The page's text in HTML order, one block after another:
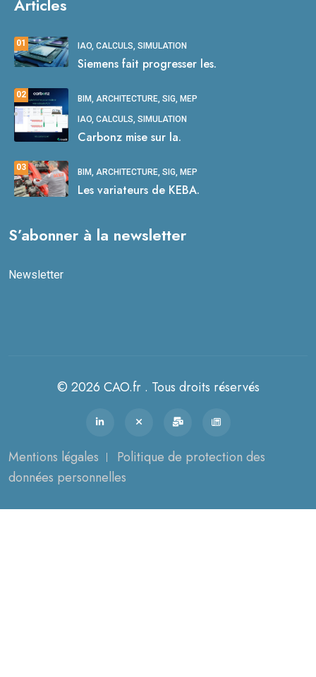
Articles
01 IAO, CALCULS, SIMULATION
Siemens fait progresser les.
02 BIM, ARCHITECTURE, SIG, MEP
IAO, CALCULS, SIMULATION
Carbonz mise sur la.
03 BIM, ARCHITECTURE, SIG, MEP
Les variateurs de KEBA.
S’abonner à la newsletter
Newsletter
© 2026 CAO.fr . Tous droits réservés
Mentions légales
Politique de protection des
données personnelles